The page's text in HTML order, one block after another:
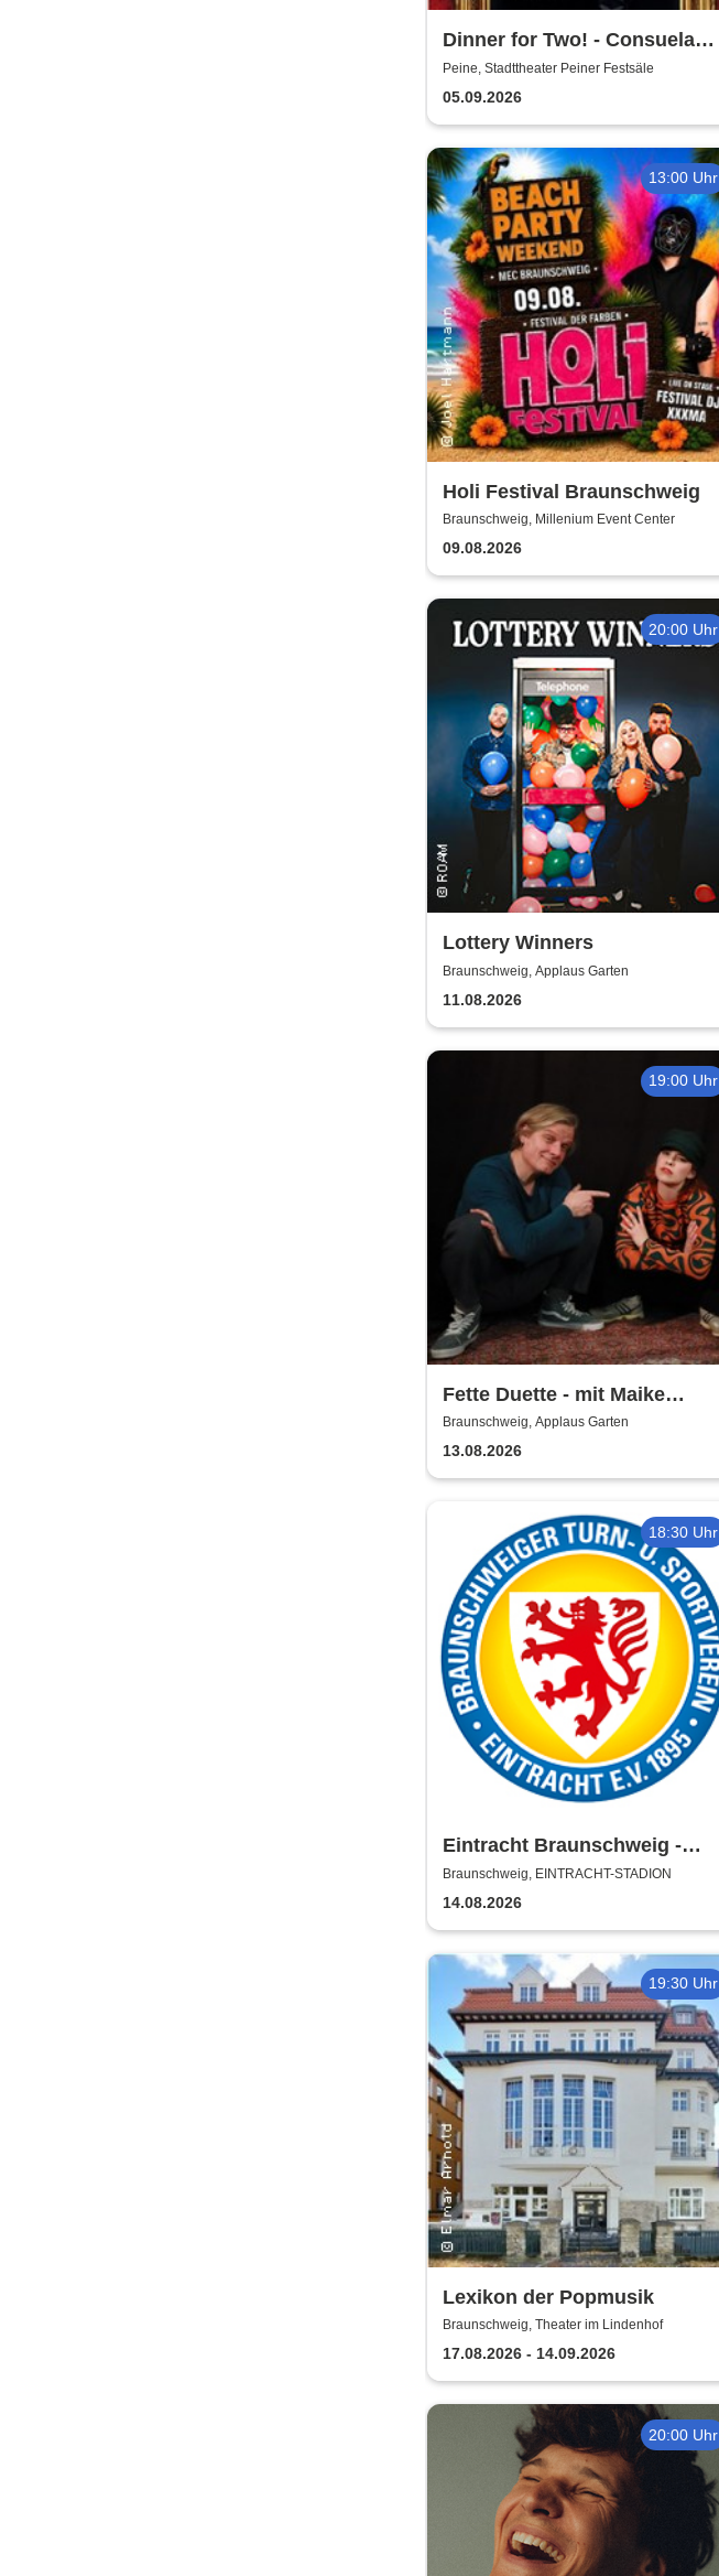
Dinner for Two! - Consuela
Grand & Helge Thomas
Peine, Stadttheater Peiner Festsäle
05.09.2026
13:00 Uhr
Holi Festival Braunschweig
Braunschweig, Millenium Event Center
09.08.2026
20:00 Uhr
Lottery Winners
Braunschweig, Applaus Garten
11.08.2026
19:00 Uhr
Fette Duette - mit Maike
Jacobs & Markus Schultze
Braunschweig, Applaus Garten
13.08.2026
18:30 Uhr
Eintracht Braunschweig -
Saison 2026/27
Braunschweig, EINTRACHT-STADION
14.08.2026
19:30 Uhr
Lexikon der Popmusik
Braunschweig, Theater im Lindenhof
17.08.2026 - 14.09.2026
20:00 Uhr